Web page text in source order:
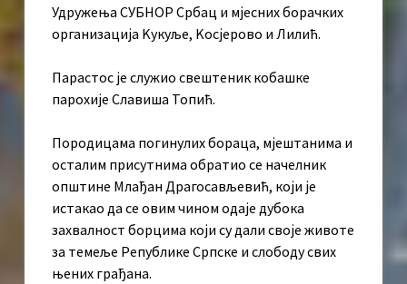
Удружења СУБНОР Србац и мјесних борачких
организација Kукуље, Kосјерово и Лилић.
Парастос је служио свештеник кобашке
парохије Славиша Топић.
Породицама погинулих бораца, мјештанима и
осталим присутнима обратио се начелник
општине Млађан Драгосављевић, који је
истакао да се овим чином одаје дубока
захвалност борцима који су дали своје животе
за темеље Републике Српске и слободу свих
њених грађана.